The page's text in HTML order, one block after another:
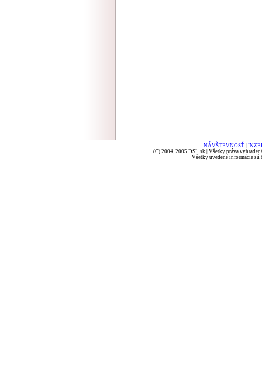
NÁVŠTEVNOSŤ
(C) 2004, 2005 DSL.sk | Všetky práva
Všetky uvedené informácie sú